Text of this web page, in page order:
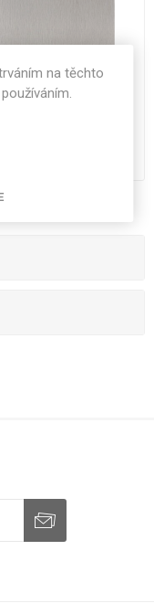
3050 x 1220 x 0,8
na těchto